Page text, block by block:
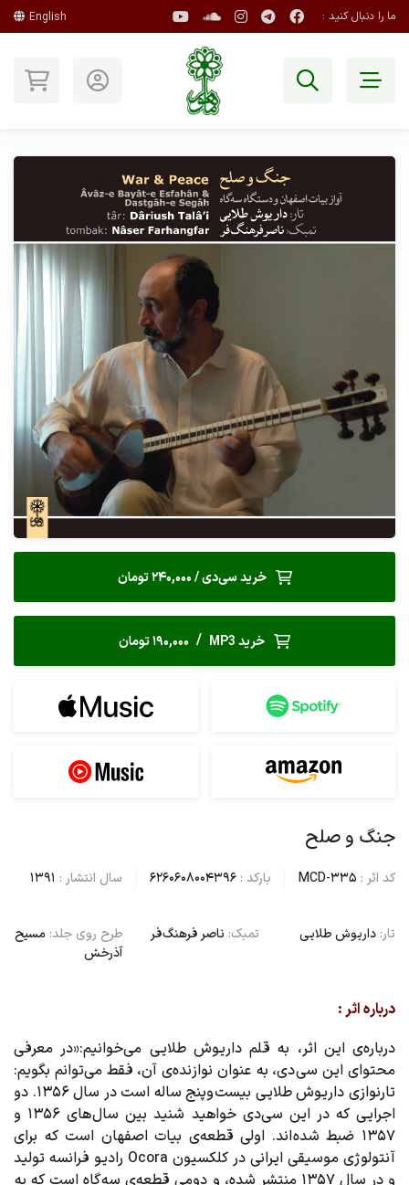
ما را دنبال کنید : English
خرید سی‌دی / 240,000 تومان
خرید MP3 / 190,000 تومان
جنگ و صلح
کد اثر : MCD-335 بارکد : 6260608004396 سال انتشار : 1391
تار: داریوش طلایی تمبک: ناصر فرهنگ فر طرح روی جلد: مسیح
آذرخش
درباره اثر :
درباره‌ی این اثر، به قلم داریوش طلایی می‌خوانیم:«در معرفی
محتوای این سی دی، به عنوان نوازنده‌ی آن، فقط می‌توانم بگویم:
تارنوازی داریوش طلایی بیست وپنج ساله است در سال ۱۳۵۶. دو
اجرایی که در این سی‌دی خواهید شنید بین سال های ۱۳۵۶ و
۱۳۵۷ ضبط شده اند. اولی قطعه‌ی بیات اصفهان است که برای
آنتولوژی موسیقی ایرانی در کلکسیون Ocora رادیو فرانسه تولید
و در سال ۱۳۵۷ منتشر شده، و دومی قطعه‌ی سه گاه است که به